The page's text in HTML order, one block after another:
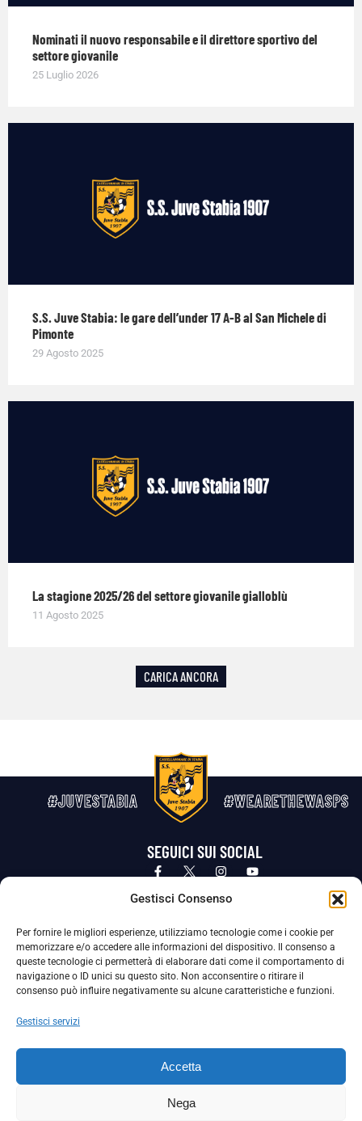
Gestisci Consenso
Per fornire le migliori esperienze, utilizziamo tecnologie come i cookie per
memorizzare e/o accedere alle informazioni del dispositivo. Il consenso a
queste tecnologie ci permetterà di elaborare dati come il comportamento di
navigazione o ID unici su questo sito. Non acconsentire o ritirare il
consenso può influire negativamente su alcune caratteristiche e funzioni.
Gestisci servizi
Accetta
Nega
Nominati il nuovo responsabile e il direttore sportivo del
settore giovanile
25 Luglio 2026
S.S. Juve Stabia: le gare dell’under 17 A-B al San Michele di
Pimonte
29 Agosto 2025
La stagione 2025/26 del settore giovanile gialloblù
11 Agosto 2025
CARICA ANCORA
#JUVESTABIA #WEARETHEWASPS
SEGUICI SUI SOCIAL
Privacy Policy Cookie Policy
La Società ha nominato il Responsabile della Protezione dei Dati Personali (DPO), figura specializzata che vigila sulle modalità
adottate dalla nostra Società per tutelare i Suoi dati personali.
Per contattare il DPO può scrivere a
La Società ha inoltre adottato un proprio Codice Etico, consultabile al seguente link: